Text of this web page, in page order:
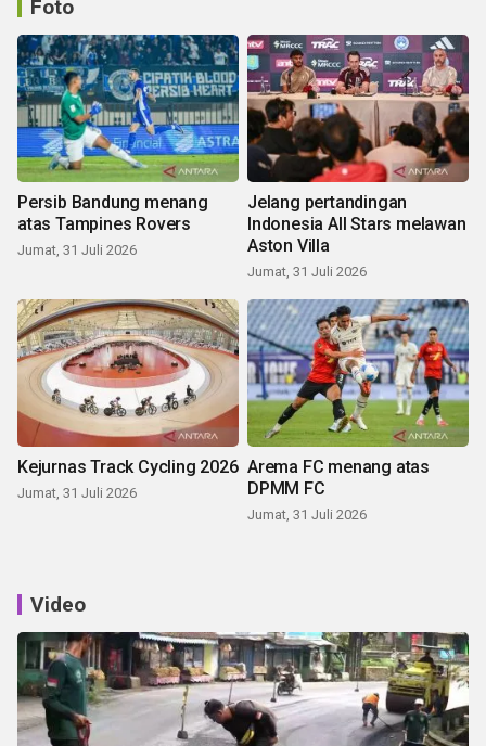
Foto
Persib Bandung menang
atas Tampines Rovers
Jumat, 31 Juli 2026
Jelang pertandingan
Indonesia All Stars melawan
Aston Villa
Jumat, 31 Juli 2026
Kejurnas Track Cycling 2026
Jumat, 31 Juli 2026
Arema FC menang atas
DPMM FC
Jumat, 31 Juli 2026
Video